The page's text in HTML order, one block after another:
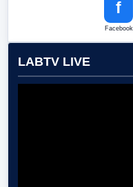
f
Facebook
LABTV LIVE